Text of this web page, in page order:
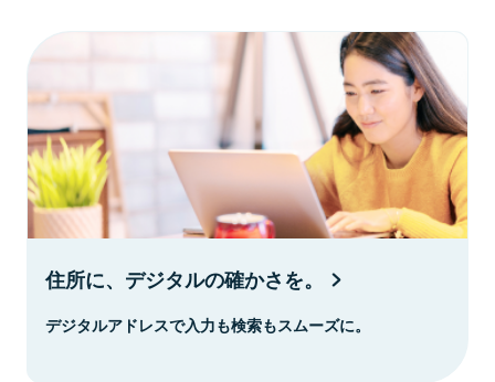
住所に、デジタルの確かさを。
デジタルアドレスで入力も検索もスムーズに。